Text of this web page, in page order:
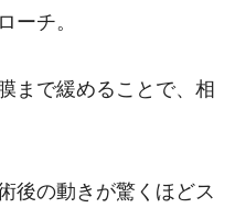
ーチ。
まで緩めることで、相
後の動きが驚くほどス